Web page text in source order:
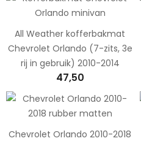
All Weather kofferbakmat
Chevrolet Orlando (7-zits, 3e
rij in gebruik) 2010-2014
47,50
Chevrolet Orlando 2010-2018